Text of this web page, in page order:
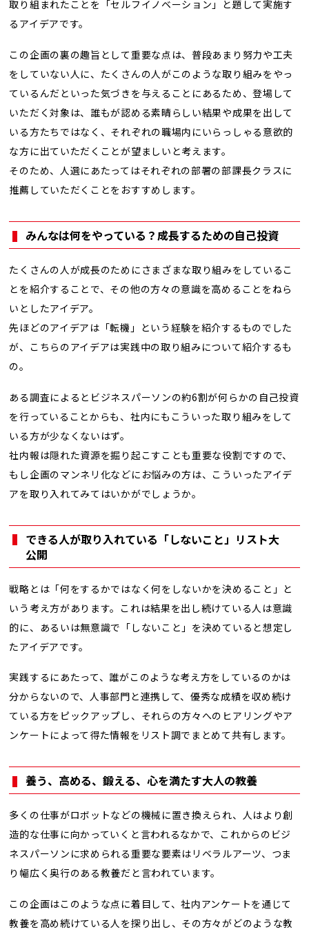
取り組まれたことを「セルフイノベーション」と題して実施す
るアイデアです。
この企画の裏の趣旨として重要な点は、普段あまり努力や工夫
をしていない人に、たくさんの人がこのような取り組みをやっ
ているんだといった気づきを与えることにあるため、登場して
いただく対象は、誰もが認める素晴らしい結果や成果を出して
いる方たちではなく、それぞれの職場内にいらっしゃる意欲的
な方に出ていただくことが望ましいと考えます。
そのため、人選にあたってはそれぞれの部署の部課長クラスに
推薦していただくことをおすすめします。
みんなは何をやっている？成長するための自己投資
たくさんの人が成長のためにさまざまな取り組みをしているこ
とを紹介することで、その他の方々の意識を高めることをねら
いとしたアイデア。
先ほどのアイデアは「転機」という経験を紹介するものでした
が、こちらのアイデアは実践中の取り組みについて紹介するも
の。
ある調査によるとビジネスパーソンの約6割が何らかの自己投資
を行っていることからも、社内にもこういった取り組みをして
いる方が少なくないはず。
社内報は隠れた資源を掘り起こすことも重要な役割ですので、
もし企画のマンネリ化などにお悩みの方は、こういったアイデ
アを取り入れてみてはいかがでしょうか。
できる人が取り入れている「しないこと」リスト大
公開
戦略とは「何をするかではなく何をしないかを決めること」と
いう考え方があります。これは結果を出し続けている人は意識
的に、あるいは無意識で「しないこと」を決めていると想定し
たアイデアです。
実践するにあたって、誰がこのような考え方をしているのかは
分からないので、人事部門と連携して、優秀な成績を収め続け
ている方をピックアップし、それらの方々へのヒアリングやア
ンケートによって得た情報をリスト調でまとめて共有します。
養う、高める、鍛える、心を満たす大人の教養
多くの仕事がロボットなどの機械に置き換えられ、人はより創
造的な仕事に向かっていくと言われるなかで、これからのビジ
ネスパーソンに求められる重要な要素はリベラルアーツ、つま
り幅広く奥行のある教養だと言われています。
この企画はこのような点に着目して、社内アンケートを通じて
教養を高め続けている人を探り出し、その方々がどのような教